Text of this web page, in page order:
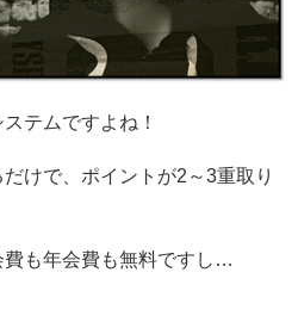
テムですよね！
けで、ポイントが2～3重取り
費も年会費も無料ですし…